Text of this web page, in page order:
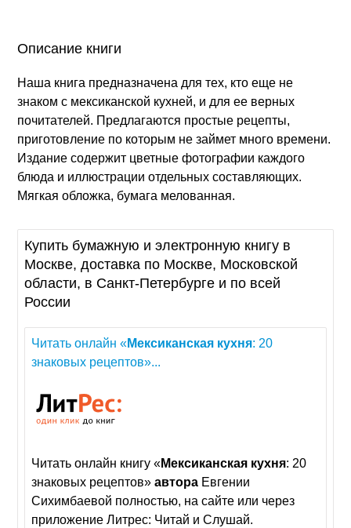
Описание книги
Наша книга предназначена для тех, кто еще не
знаком с мексиканской кухней, и для ее верных
почитателей. Предлагаются простые рецепты,
приготовление по которым не займет много времени.
Издание содержит цветные фотографии каждого
блюда и иллюстрации отдельных составляющих.
Мягкая обложка, бумага мелованная.
Купить бумажную и электронную книгу в
Москве, доставка по Москве, Московской
области, в Санкт-Петербурге и по всей
России
Читать онлайн «Мексиканская кухня: 20
знаковых рецептов»...
Читать онлайн книгу «Мексиканская кухня: 20
знаковых рецептов»автора Евгении
Сихимбаевой полностью, на сайте или через
приложение Литрес: Читай и Слушай.